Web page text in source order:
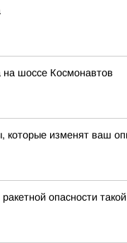
на шоссе Космонавтов
которые изменят ваш
опасности